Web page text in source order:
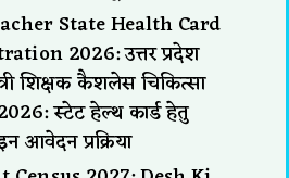
State Health Card
2026: उत्तर प्रदेश
शिक्षक कैशलेस चिकित्सा
स्टेट हेल्थ कार्ड हेतु
आवेदन प्रक्रिया